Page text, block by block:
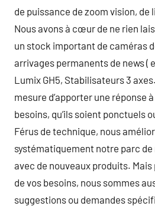
de puissance de zoom vision, de
Nous avons à cœur de ne rien
un stock important de caméras
arrivages permanents de news (
Lumix GH5, Stabilisateurs 3
mesure d’apporter une réponse
besoins, qu’ils soient ponctuels
Férus de technique, nous
systématiquement notre parc
avec de nouveaux produits.
de vos besoins, nous sommes
suggestions ou demandes